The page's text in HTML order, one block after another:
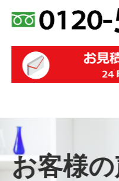
お客様